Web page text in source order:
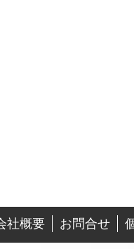
社概要 お問合せ